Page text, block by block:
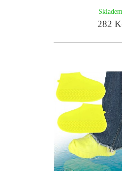
Skladem
282